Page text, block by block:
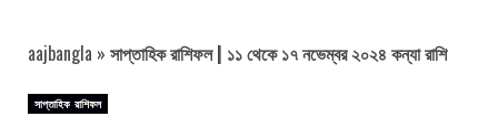
aajbangla » সাপ্তাহিক রাশিফল | ১১ থেকে ১৭ নভেম্বর ২০২৪ কন্যা রাশি
সাপ্তাহিক রাশিফল